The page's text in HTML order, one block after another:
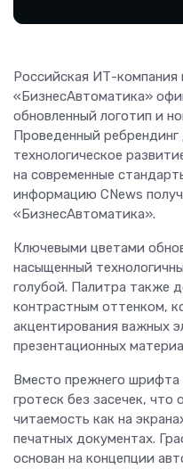
Российская ИТ-
«БизнесАвтоматика»
обновленный логотип и
Проведенный
технологическое
на современные
информацию CNews
«БизнесАвтоматика».
Ключевыми цветами
насыщенный
голубой. Палитра также
контрастным оттенком,
акцентирования важных
презентационных
Вместо прежнего шрифта
гротеск без засечек, что
читаемость как на
печатных документах.
основан на концепции